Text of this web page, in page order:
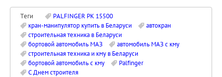
Теги
PALFINGER PK 15500
кран-манипулятор купить в Беларуси
автокран
строительная техника в Беларуси
бортовой автомобиль МАЗ
автомобиль МАЗ с кму
строительная техника и кму в Беларуси
бортовой автомобиль с кму
Palfinger
С Днем строителя